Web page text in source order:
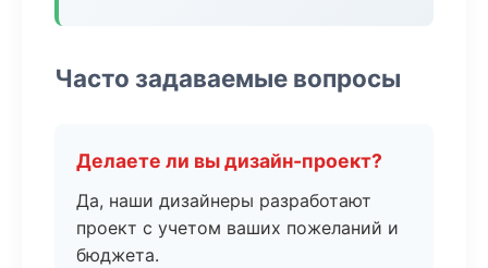
Часто задаваемые вопросы
Делаете ли вы дизайн-проект?
Да, наши дизайнеры разработают
проект с учетом ваших пожеланий и
бюджета.